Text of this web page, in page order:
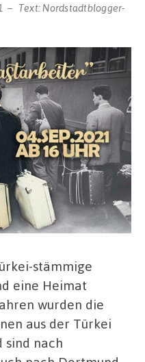
Text: Nordstadtblogger-
stämmige
eine Heimat
wurden die
aus der Türkei
nach